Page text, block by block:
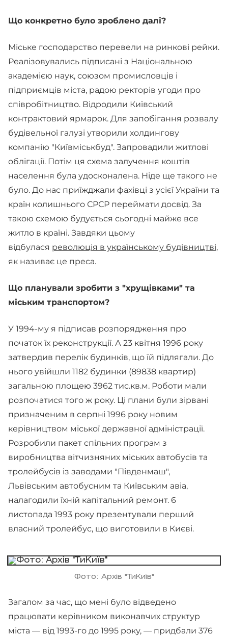
Що конкретно було зроблено далі?
Міське господарство перевели на ринкові рейки.
Реалізовувались підписані з Національною
академією наук, союзом промисловців і
підприємців міста, радою ректорів угоди про
співробітництво. Відродили Київський
контрактовий ярмарок. Для запобігання розвалу
будівельної галузі утворили холдингову
компанію "Київміськбуд". Запровадили житлові
облігації. Потім ця схема залучення коштів
населення була удосконалена. Ніде ще такого не
було. До нас приїжджали фахівці з усієї України та
країн колишнього СРСР переймати досвід. За
такою схемою будується сьогодні майже все
житло в країні. Завдяки цьому
відбулася революція в українському будівництві,
як називає це преса.
Що планували зробити з "хрущівками" та
міським транспортом?
У 1994-му я підписав розпорядження про
початок їх реконструкції. А 23 квітня 1996 року
затвердив перелік будинків, що їй підлягали. До
нього увійшли 1182 будинки (89838 квартир)
загальною площею 3962 тис.кв.м. Роботи мали
розпочатися того ж року. Ці плани були зірвані
призначеним в серпні 1996 року новим
керівництвом міської державної адміністрації.
Розробили пакет спільних програм з
виробництва вітчизняних міських автобусів та
тролейбусів із заводами "Південмаш",
Львівським автобусним та Київським авіа,
налагодили їхній капітальний ремонт. 6
листопада 1993 року презентували перший
власний тролейбус, що виготовили в Києві.
Фото: Архів "ТиКиїв"
Загалом за час, що мені було відведено
працювати керівником виконавчих структур
міста — від 1993-го до 1995 року, — придбали 376